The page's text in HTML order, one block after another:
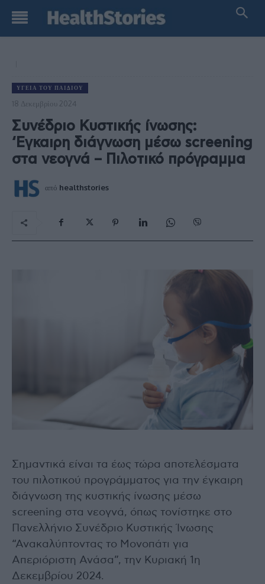
ΥΓΕΊΑ ΤΟΥ ΠΑΙΔΙΟΎ
18 Δεκεμβρίου 2024
Συνέδριο Κυστικής ίνωσης:
‘Εγκαιρη διάγνωση μέσω screening
στα νεογνά – Πιλοτικό πρόγραμμα
από healthstories
Σημαντικά είναι τα έως τώρα αποτελέσματα
του πιλοτικού προγράμματος για την έγκαιρη
διάγνωση της κυστικής ίνωσης μέσω
screening στα νεογνά, όπως τονίστηκε στο
Πανελλήνιο Συνέδριο Κυστικής Ίνωσης
“Ανακαλύπτοντας το Μονοπάτι για
Απεριόριστη Ανάσα”, την Κυριακή 1η
Δεκεμβρίου 2024.